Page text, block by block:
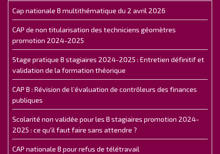
Cap nationale B multithématique du 2 avril 2026
CAP de non titularisation des techniciens géomètres
promotion 2024-2025
Stage pratique B stagiaires 2024-2025 : Entretien définitif et
validation de la formation théorique
CAP B : Révision de l’évaluation de contrôleurs des finances
publiques
Scolarité non validée pour les B stagiaires promotion 2024-
2025 : ce qu'il faut faire sans attendre ?
CAP nationale B pour refus de télétravail